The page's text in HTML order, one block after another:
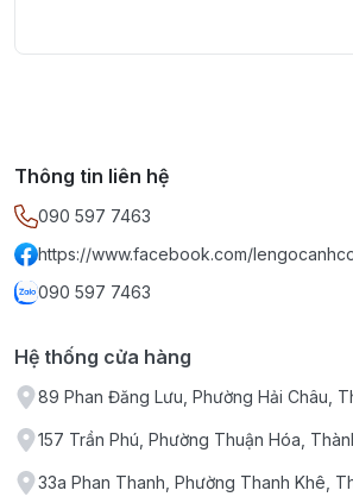
Thông tin liên hệ
090 597 7463
https://www.facebook.com/
090 597 7463
Hệ thống cửa hàng
89 Phan Đăng Lưu, Phường Hải Châu,
157 Trần Phú, Phường Thuận Hóa,
33a Phan Thanh, Phường Thanh Khê,